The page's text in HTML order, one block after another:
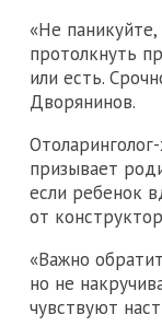
«Не
протолкнуть
или есть.
Дворянинов.
призывает
если ребенок
от
«Важно
но не
чувствуют